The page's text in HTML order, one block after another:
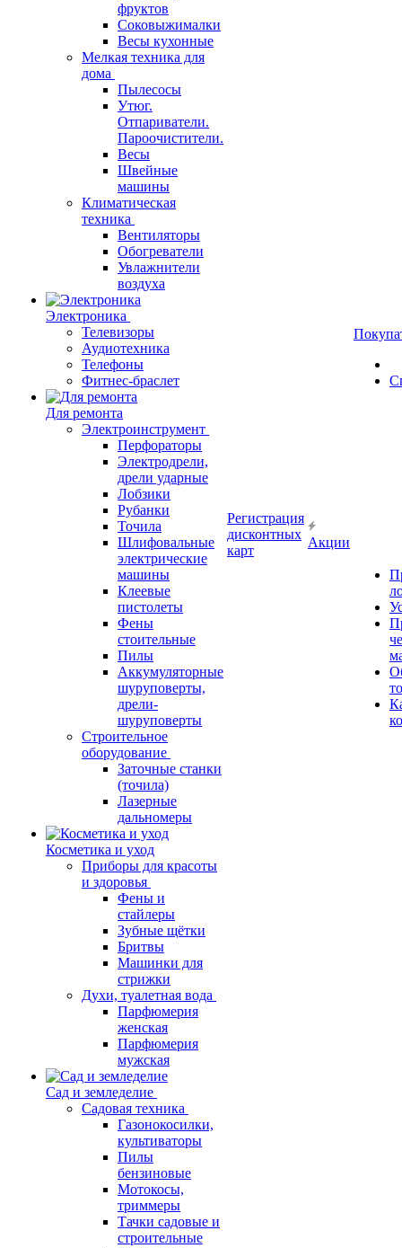
фруктов
Соковыжималки
Весы кухонные
Мелкая техника для
дома
Пылесосы
Утюг.
Отпариватели.
Пароочистители.
Весы
Швейные
машины
Климатическая
техника
Вентиляторы
Обогреватели
Увлажнители
воздуха
Электроника
Телевизоры
Аудиотехника
Телефоны
Фитнес-браслет
Для ремонта
Электроинструмент
Перфораторы
Электродрели,
дрели ударные
Лобзики
Рубанки
Точила
Шлифовальные
электрические
машины
Клеевые
пистолеты
Фены
стоительные
Пилы
Аккумуляторные
шуруповерты,
дрели-
шуруповерты
Строительное
оборудование
Заточные станки
(точила)
Лазерные
дальномеры
Косметика и уход
Приборы для красоты
и здоровья
Фены и
стайлеры
Зубные щётки
Бритвы
Машинки для
стрижки
Духи, туалетная вода
Парфюмерия
женская
Парфюмерия
мужская
Сад и земледелие
Садовая техника
Газонокосилки,
культиваторы
Пилы
бензиновые
Мотокосы,
триммеры
Тачки садовые и
строительные
Регистрация
дисконтных
карт
Акции